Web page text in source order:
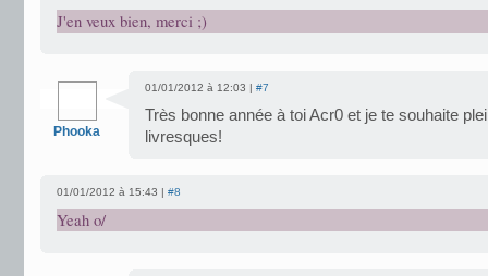
J'en veux bien, merci ;)
Phooka
01/01/2012 à 12:03 | #7
Très bonne année à toi Acr0 et je te souhaite
livresques!
01/01/2012 à 15:43 | #8
Yeah o/